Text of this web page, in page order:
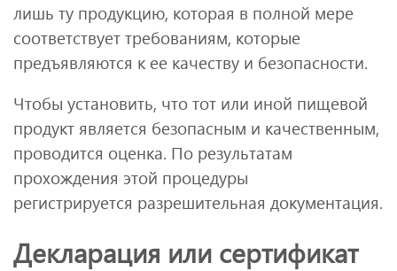
лишь ту продукцию, которая в полной мере
соответствует требованиям, которые
предъявляются к ее качеству и безопасности.
Чтобы установить, что тот или иной пищевой
продукт является безопасным и качественным,
проводится оценка. По результатам
прохождения этой процедуры
регистрируется разрешительная документация.
Декларация или сертификат